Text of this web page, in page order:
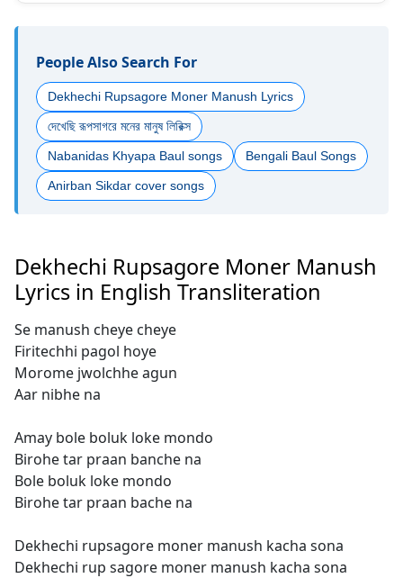
People Also Search For
Dekhechi Rupsagore Moner Manush Lyrics
দেখেছি রূপসাগরে মনের মানুষ লিরিক্স
Nabanidas Khyapa Baul songs Bengali Baul Songs
Anirban Sikdar cover songs
Dekhechi Rupsagore Moner Manush
Lyrics in English Transliteration
Se manush cheye cheye
Firitechhi pagol hoye
Morome jwolchhe agun
Aar nibhe na
Amay bole boluk loke mondo
Birohe tar praan banche na
Bole boluk loke mondo
Birohe tar praan bache na
Dekhechi rupsagore moner manush kacha sona
Dekhechi rup sagore moner manush kacha sona